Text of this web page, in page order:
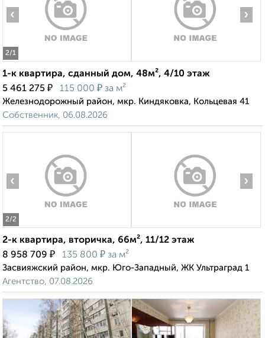
2/1
‹ ›
1-к квартира, сданный дом, 48м², 4/10 этаж
5 461 275 ₽ 115 000 ₽ за м²
Железнодорожный район, мкр. Киндяковка, Кольцевая 41
Собственник, 06.08.2026
2/2
‹ ›
2-к квартира, вторичка, 66м², 11/12 этаж
8 958 709 ₽ 135 800 ₽ за м²
Засвияжский район, мкр. Юго-Западный, ЖК Ультраград 1
Агентство, 07.08.2026